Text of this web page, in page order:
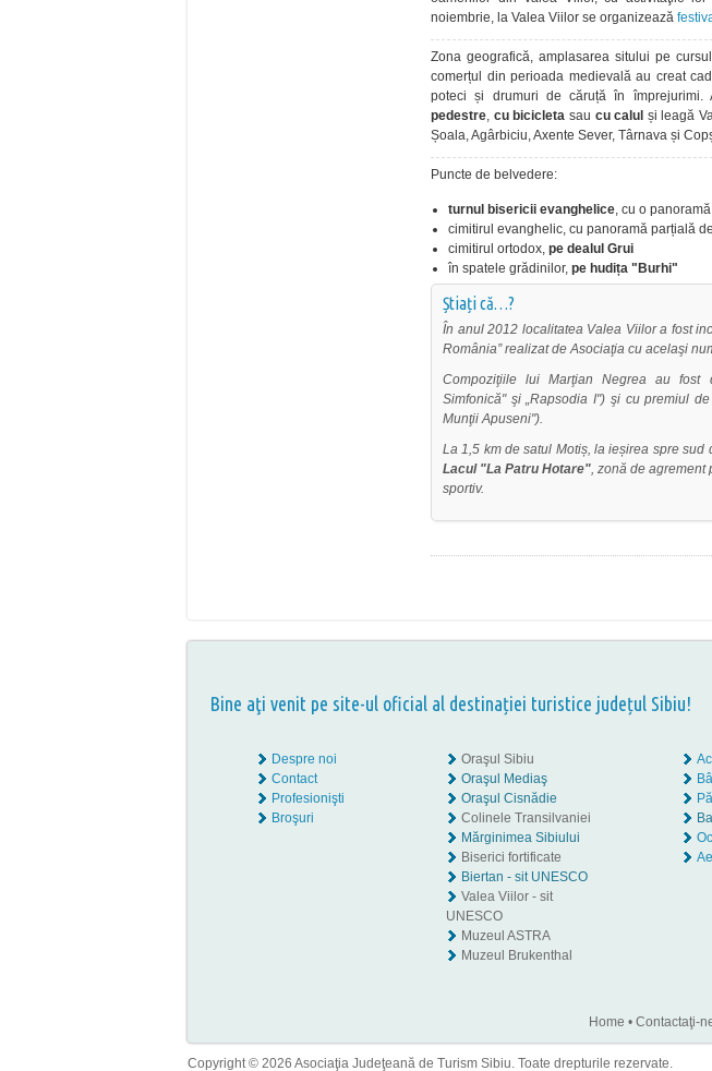
noiembrie, la Valea Viilor se organizează
Zona geografică, amplasarea sitului pe
comerțul din perioada medievală au creat
poteci și drumuri de căruță în împrejurimi.
pedestre, cu bicicleta sau cu calul și leagă
Șoala, Agârbiciu, Axente Sever, Târnava și
Puncte de belvedere:
turnul bisericii evanghelice, cu o
cimitirul evanghelic, cu panoramă parțială de
cimitirul ortodox, pe dealul Grui
în spatele grădinilor, pe hudița "Burhi"
Știați că…?
În anul 2012 localitatea Valea Viilor a fost
Româniaˮ realizat de Asociaţia cu acelaşi
Compoziţiile lui Marţian Negrea au fost
Simfonică"şi„Rapsodia I") şi cu premiul
Munţii Apuseni").
La 1,5 km de satul Motiș, la ieșirea spre
Lacul "La Patru Hotare", zonă de agrement
sportiv.
Bine aţi venit pe site-ul oficial al destinației turistice județul Sibiu!
Despre noi
Contact
Profesionişti
Broşuri
Oraşul Sibiu
Oraşul Mediaş
Oraşul Cisnădie
Colinele Transilvaniei
Mărginimea Sibiului
Biserici fortificate
Biertan - sit UNESCO
Valea Viilor - sit
UNESCO
Muzeul ASTRA
Muzeul Brukenthal
Home • Contactaţi-
Copyright © 2026 Asociaţia Judeţeană de Turism Sibiu. Toate drepturile rezervate.